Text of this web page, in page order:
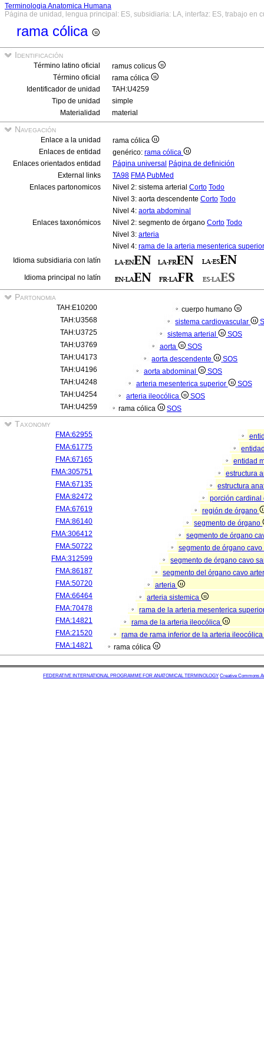
Terminologia Anatomica Humana
Página de unidad, lengua principal: ES, subsidiaria: LA, interfaz: ES, trabajo en
rama cólica
Identificación
Término latino oficial
ramus colicus
Término oficial
rama cólica
Identificador de unidad
TAH:U4259
Tipo de unidad
simple
Materialidad
material
Navegación
Enlace a la unidad
rama cólica
Enlaces de entidad
genérico: rama cólica
Enlaces orientados entidad
Página universal Página de definición
External links
TA98 FMA PubMed
Enlaces partonomicos
Nivel 2: sistema arterial Corto Todo
Nivel 3: aorta descendente Corto Todo
Nivel 4: aorta abdominal
Enlaces taxonómicos
Nivel 2: segmento de órgano Corto Todo
Nivel 3: arteria
Nivel 4: rama de la arteria mesenterica superior
Idioma subsidiaria con latín
Idioma principal no latín
Partonomia
TAH:E10200
cuerpo humano
TAH:U3568
sistema cardiovascular
TAH:U3725
sistema arterial
SOS
TAH:U3769
aorta
SOS
TAH:U4173
aorta descendente
SOS
TAH:U4196
aorta abdominal
SOS
TAH:U4248
arteria mesenterica superior
SOS
TAH:U4254
arteria ileocólica
SOS
TAH:U4259
rama cólica SOS
Taxonomy
FMA:62955
FMA:61775
FMA:67165
entidad
FMA:305751
estructura
FMA:67135
estructura
FMA:82472
porción
FMA:67619
región de órgano
FMA:86140
segmento de órgano
FMA:306412
segmento de órgano
FMA:50722
segmento de órgano
FMA:312599
segmento de órgano cavo
FMA:86187
segmento del órgano cavo
FMA:50720
arteria
FMA:66464
arteria sistemica
FMA:70478
rama de la arteria mesenterica
FMA:14821
rama de la arteria ileocólica
FMA:21520
rama de rama inferior de la arteria ileocólica
FMA:14821
rama cólica
FEDERATIVE INTERNATIONAL PROGRAMME FOR ANATOMICAL TERMINOLOGY Creative Commons